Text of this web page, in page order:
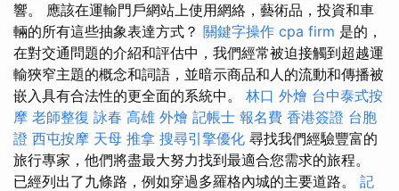
響。 應該在運輸門戶網站上使用網絡，藝術品，投資和車
輛的所有這些抽象表達方式？ 關鍵字操作 cpa firm 是的，
在對交通問題的介紹和評估中，我們經常被迫接觸到超越運
輸狹窄主題的概念和詞語，並暗示商品和人的流動和傳播被
嵌入具有合法性的更全面的系統中。 林口 外燴 台中泰式按
摩 老師整復 詠春 高雄 外燴 記帳士 報名費 香港簽證 台胞
證 西屯按摩 天母 推拿 搜尋引擎優化 尋找我們經驗豐富的
旅行專家，他們將盡最大努力找到最適合您需求的旅程。
已經列出了九條路，例如穿過多羅格內城的主要道路。 記